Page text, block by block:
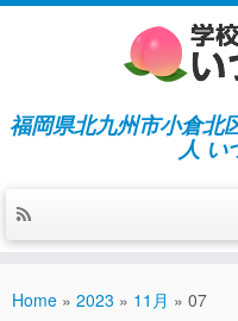
福岡県北九州市小倉北
人 い
Home » 2023 » 11月 » 07